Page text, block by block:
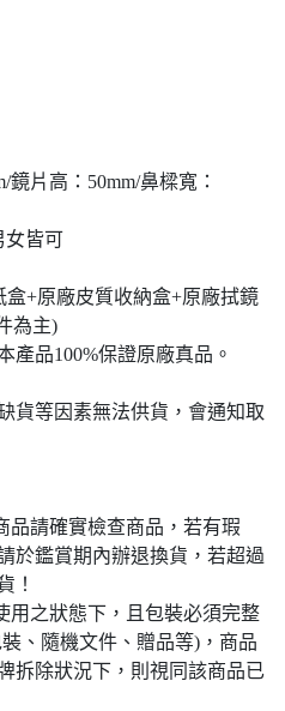
片高：50mm/鼻樑寬：
女皆可
+原廠皮質收納盒+原廠拭鏡
為主)
產品100%保證原廠真品。
貨等因素無法供貨，會通知取
品請確實檢查商品，若有瑕
於鑑賞期內辦退換貨，若超過
！
用之狀態下，且包裝必須完整
、隨機文件、贈品等)，商品
拆除狀況下，則視同該商品已